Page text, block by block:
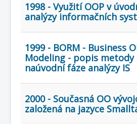
1998 - Využití OOP v
analýzy informačních
1999 - BORM - Business
Modeling - popis metody
naúvodní fáze analýzy IS
2000 - Současná OO
založená na jazyce